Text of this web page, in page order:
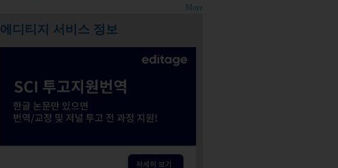
More
에디티지 서비스 정보